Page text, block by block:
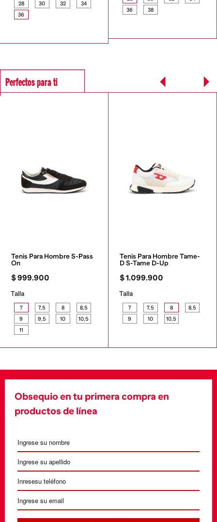
28 30 32
34
36
36
38
Perfectos para ti
Tenis Para Hombre S-Pass
On
$999.900
Talla
7 7,5 8
8,5
9
9,5 10
10,5
11
Tenis Para Hombre Tame-
D S-Tame D-Up
$1.099.900
Talla
7 7,5 8
8,5
9
10 10,5
Obsequio en tu primera compra en
productos de línea